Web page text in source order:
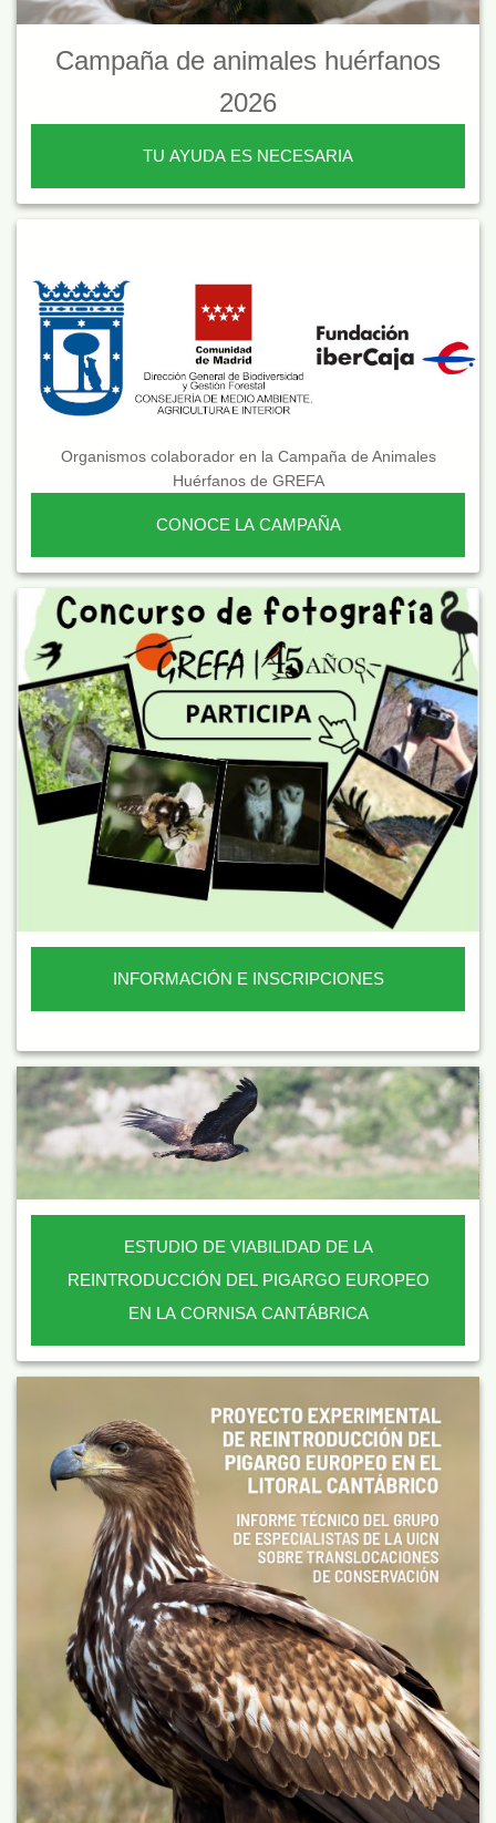
Campaña de animales huérfanos
2026
TU AYUDA ES NECESARIA
Organismos colaborador en la Campaña de Animales
Huérfanos de GREFA
CONOCE LA CAMPAÑA
INFORMACIÓN E INSCRIPCIONES
ESTUDIO DE VIABILIDAD DE LA
REINTRODUCCIÓN DEL PIGARGO EUROPEO
EN LA CORNISA CANTÁBRICA